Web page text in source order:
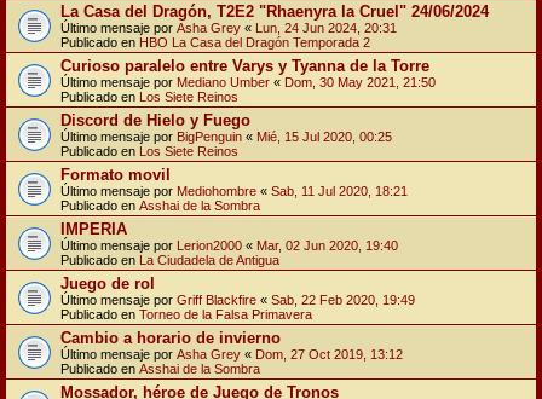
La Casa del Dragón, T2E2 "Rhaenyra la Cruel" 24/06/2024
Último mensaje por Asha Grey « Lun, 24 Jun 2024, 20:31
Publicado en HBO La Casa del Dragón Temporada 2
Curioso paralelo entre Varys y Tyanna de la Torre
Último mensaje por Mediano Umber « Dom, 30 May 2021, 21:50
Publicado en Los Siete Reinos
Discord de Hielo y Fuego
Último mensaje por BigPenguin « Mié, 15 Jul 2020, 00:25
Publicado en Los Siete Reinos
Formato movil
Último mensaje por Mediohombre « Sab, 11 Jul 2020, 18:21
Publicado en Asshai de la Sombra
IMPERIA
Último mensaje por Lerion2000 « Mar, 02 Jun 2020, 19:40
Publicado en La Ciudadela de Antigua
Juego de rol
Último mensaje por Griff Blackfire « Sab, 22 Feb 2020, 19:49
Publicado en Torneo de la Falsa Primavera
Cambio a horario de invierno
Último mensaje por Asha Grey « Dom, 27 Oct 2019, 13:12
Publicado en Asshai de la Sombra
Mossador, héroe de Juego de Tronos